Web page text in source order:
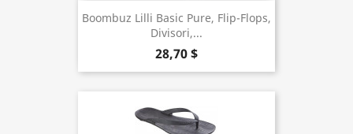
Boombuz Lilli Basic Pure, Flip-Flops,
Divisori,...
28,70 $